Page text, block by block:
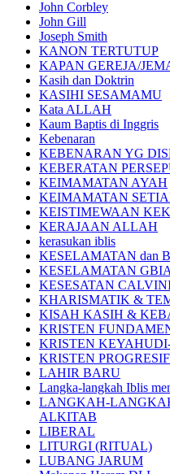
John Corbley
John Gill
Joseph Smith
KANON TERTUTUP
KAPAN GEREJA/
Kasih dan Doktrin
KASIHI SESAMAMU
Kata ALLAH
Kaum Baptis di Inggris
Kebenaran
KEBENARAN YG
KEBERATAN
KEIMAMATAN AYAH
KEIMAMATAN
KEISTIMEWAAN
KERAJAAN ALLAH
kerasukan iblis
KESELAMATAN dan
KESELAMATAN GBIA
KESESATAN
KHARISMATIK &
KISAH KASIH &
KRISTEN
KRISTEN
KRISTEN PROGRESIF
LAHIR BARU
Langka-langkah Iblis
LANGKAH-
ALKITAB
LIBERAL
LITURGI (RITUAL)
LUBANG JARUM